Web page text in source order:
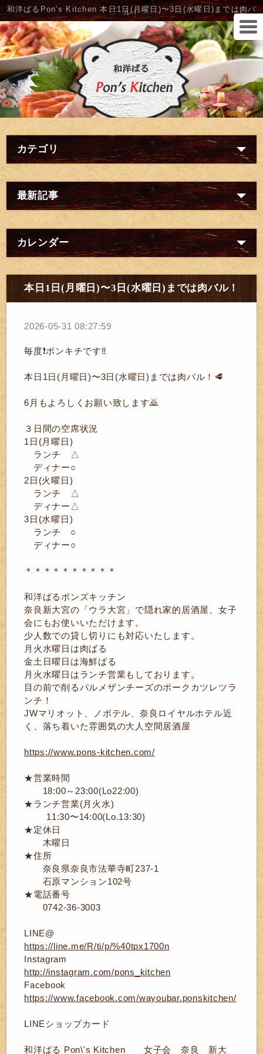
和洋ばるPon's Kitchen 本日1日(月曜日)〜3日(水曜日)までは肉バ
ル！
カテゴリ
最新記事
カレンダー
本日1日(月曜日)〜3日(水曜日)までは肉バル！
2026-05-31 08:27:59
毎度❗ポンキチです‼️
本日1日(月曜日)〜3日(水曜日)までは肉バル！🥩
6月もよろしくお願い致します🙇
３日間の空席状況
1日(月曜日)
ランチ △
ディナー○
2日(火曜日)
ランチ △
ディナー△
3日(水曜日)
ランチ ○
ディナー○
＊＊＊＊＊＊＊＊＊＊
和洋ばるポンズキッチン
奈良新大宮の「ウラ大宮」で隠れ家的居酒屋、女子
会にもお使いいただけます。
少人数での貸し切りにも対応いたします。
月火水曜日は肉ばる
金土日曜日は海鮮ばる
月火水曜日はランチ営業もしております。
目の前で削るパルメザンチーズのポークカツレツラ
ンチ！
JWマリオット、ノボテル、奈良ロイヤルホテル近
く、落ち着いた雰囲気の大人空間居酒屋
https://www.pons-kitchen.com/
★営業時間
18:00～23:00(Lo22:00)
★ランチ営業(月火水)
11:30〜14:00(Lo.13:30)
★定休日
木曜日
★住所
奈良県奈良市法華寺町237-1
石原マンション102号
★電話番号
0742-36-3003
LINE@
https://line.me/R/ti/p/%40tpx1700n
Instagram
http://instagram.com/pons_kitchen
Facebook
https://www.facebook.com/wayoubar.ponskitchen/
LINEショップカード
和洋ばる Pon\'s Kitchen 女子会 奈良 新大